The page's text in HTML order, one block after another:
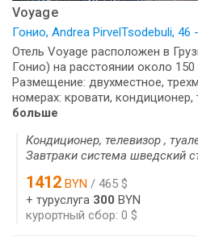
Voyage
Гонио, Andrea PirvelTsodebuli, 46
Отель Voyage расположен в
Гонио) на расстоянии около 150
Размещение: двухместное,
номерах: кровати, кондиционер,
больше
Кондиционер, телевизор ,
Завтраки система шведский
1412 BYN / 465 $
+ туруслуга 300 BYN
курортный сбор: 0 $